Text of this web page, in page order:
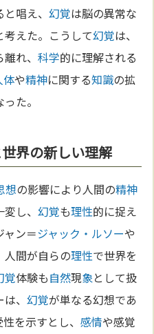
と唱え、幻覚は脳の異常な
考えた。こうして幻覚は、
離れ、科学的に理解される
体や精神に関する知識の拡
た。
界の新しい理解
想の影響により人間の精神
変し、幻覚も理性的に捉え
ャン＝ジャック・ルソーや
人間が自らの理性で世界を
覚体験も自然現象として扱
は、幻覚が単なる幻想であ
性を示すとし、感情や感覚